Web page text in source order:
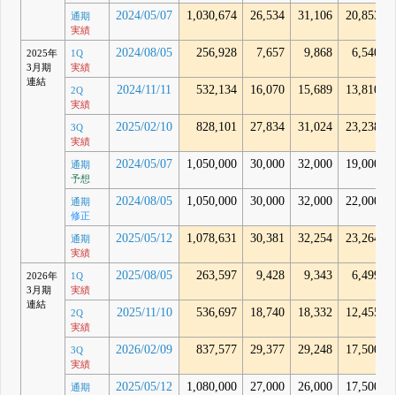
通期
実績
2024/05/07 1,030,674 26,534 31,106 20,853
2025年
3月期
連結
1Q
実績
2024/08/05 256,928 7,657 9,868 6,540
2Q
実績
2024/11/11 532,134 16,070 15,689 13,810
3Q
実績
2025/02/10 828,101 27,834 31,024 23,238
通期
予想
2024/05/07 1,050,000 30,000 32,000 19,000
通期
修正
2024/08/05 1,050,000 30,000 32,000 22,000
通期
実績
2025/05/12 1,078,631 30,381 32,254 23,264
2026年
3月期
連結
1Q
実績
2025/08/05 263,597 9,428 9,343 6,499
2Q
実績
2025/11/10 536,697 18,740 18,332 12,455
3Q
実績
2026/02/09 837,577 29,377 29,248 17,500
通期
2025/05/12 1,080,000 27,000 26,000 17,500